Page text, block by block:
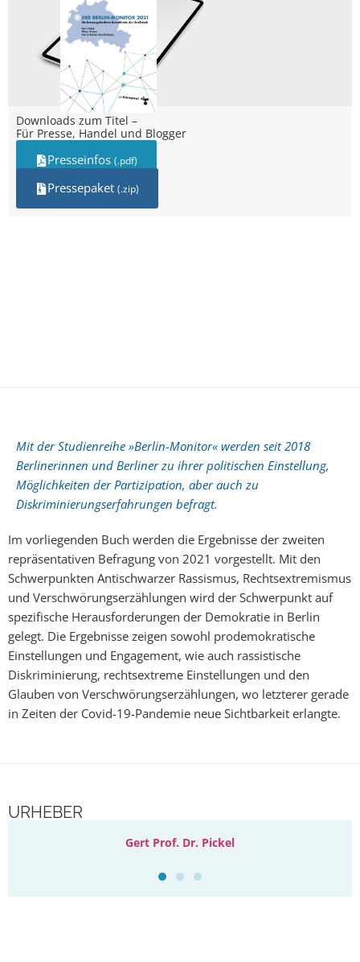
Downloads zum Titel –
Für Presse, Handel und Blogger
Presseinfos (.pdf)
Pressepaket (.zip)
Mit der Studienreihe »Berlin-Monitor« werden seit 2018
Berlinerinnen und Berliner zu ihrer politischen Einstellung,
Möglichkeiten der Partizipation, aber auch zu
Diskriminierungserfahrungen befragt.
Im vorliegenden Buch werden die Ergebnisse der zweiten
repräsentativen Befragung von 2021 vorgestellt. Mit den
Schwerpunkten Antischwarzer Rassismus, Rechtsextremismus
und Verschwörungserzählungen wird der Schwerpunkt auf
spezifische Herausforderungen der Demokratie in Berlin
gelegt. Die Ergebnisse zeigen sowohl prodemokratische
Einstellungen und Engagement, wie auch rassistische
Diskriminierung, rechtsextreme Einstellungen und den
Glauben von Verschwörungserzählungen, wo letzterer gerade
in Zeiten der Covid-19-Pandemie neue Sichtbarkeit erlangte.
URHEBER
Gert Prof. Dr. Pickel